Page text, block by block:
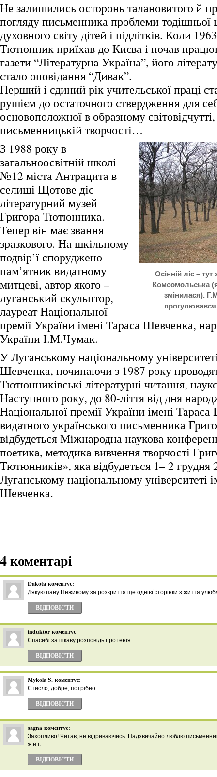
Не залишились осторонь талановитого й
погляду письменника проблеми тодішньої
духовного світу дітей і підлітків. Коли
Тютюнник приїхав до Києва і почав
газети “Літературна Україна”, його
стало оповідання “Дивак”.
Перший і єдиний рік учительської праці
рушієм до остаточного ствердження для
основоположної в образному
письменницькій творчості…
Осінній ліс –
Комсомольська
змінилася).
З 1988 року в
загальноосвітній школі
№12 міста Антрацита в
селищі Щотове діє
літературний музей
Григора Тютюнника.
Тепер він має звання
зразкового. На шкільному
подвір’ї споруджено
пам’ятник видатному
митцеві, автор якого –
луганський скульптор,
лауреат Національної
премії України імені Тараса Шевченка,
України І.М.Чумак.
У Луганському національному
Шевченка, починаючи з 1987 року
Тютюнниківські літературні читання,
Наступного року, до 80-ліття від дня
Національної премії України імені
видатного українського письменника
відбудеться Міжнародна наукова
поетика, методика вивчення творчості
Тютюнників», яка відбудеться 1– 2 грудня
Луганському національному університеті
Шевченка.
4 коментарі
Dakota коментує:
Дякую пану Неживому за розкриття ще однієї сторінки з життя
ВІДПОВІCТИ
induktor коментує:
Cпасибі за цікаву розповідь про генія.
ВІДПОВІCТИ
Mykola S. коментує:
Стисло, добре, потрібно.
ВІДПОВІCТИ
sagna коментує:
Захопливо! Читав, не відриваючись. Надзвичайно люблю
ж н і.
ВІДПОВІCТИ